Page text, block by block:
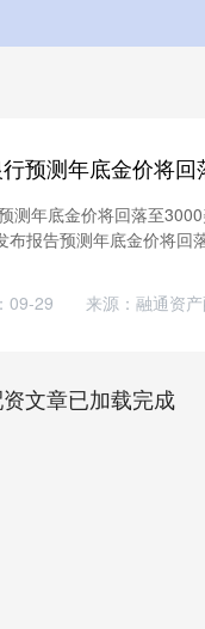
测年底金价将回落至
布报告预测年底金价将回
09-29 来源：融通资
文章已加载完成